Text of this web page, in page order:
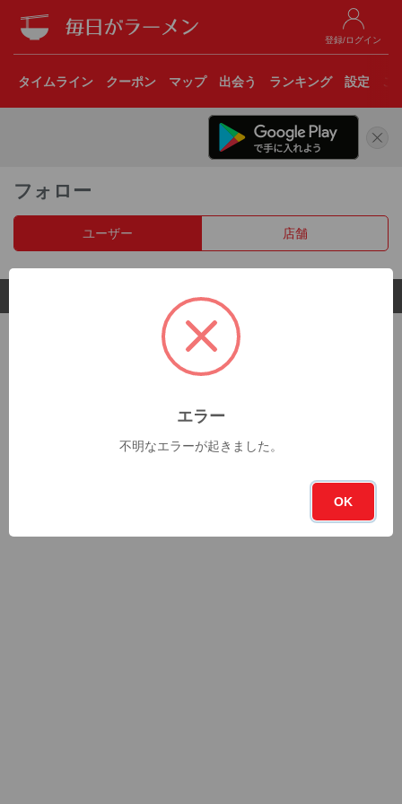
登録/ログイン
タイムライン クーポン マップ 出会う ランキング 設定
フォロー
ユーザー 店舗
© 2017 Clear Inc.
エラー
不明なエラーが起きました。
OK